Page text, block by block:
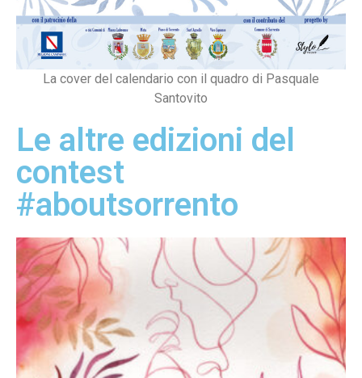
La cover del calendario con il quadro di Pasquale
Santovito
Le altre edizioni del
contest
#aboutsorrento